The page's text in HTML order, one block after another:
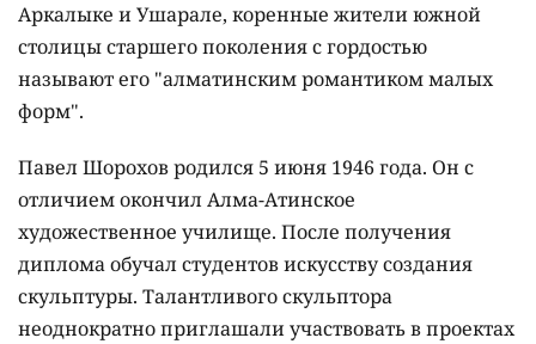
Аркалыке и Ушарале, коренные жители южной
столицы старшего поколения с гордостью
называют его "алматинским романтиком малых
форм".
Павел Шорохов родился 5 июня 1946 года. Он с
отличием окончил Алма-Атинское
художественное училище. После получения
диплома обучал студентов искусству создания
скульптуры. Талантливого скульптора
неоднократно приглашали участвовать в проектах